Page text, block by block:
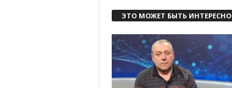
ЭТО МОЖЕТ БЫТЬ ИНТЕРЕСНО